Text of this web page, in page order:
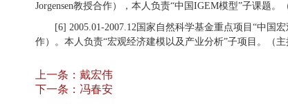
Jorgensen教授合作），本人负责“中国IGEM模型”子课题。
[6] 2005.01-2007.12国家自然科学基金重点项目“中国
作）。本人负责“宏观经济建模以及产业分析”子项目。（主
上一条： 戴宏伟
下一条： 冯春安